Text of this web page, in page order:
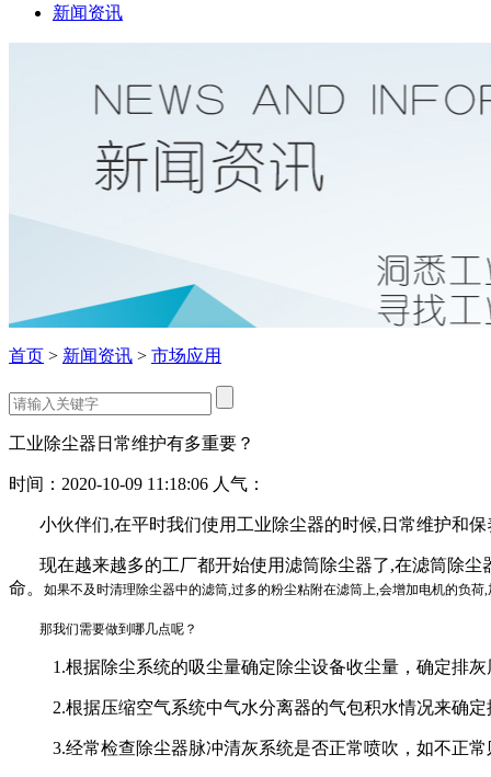
新闻资讯
首页 > 新闻资讯 > 市场应用
工业除尘器日常维护有多重要？
时间： 2020-10-09 11:18:06 人气：
小伙伴们,在平时我们使用工业除尘器的时候, 日常维护和保
现在越来越多的工厂都开始使用滤筒除尘器了,在滤筒除尘
命。
如果不及时清理除尘器中的滤筒,过多的粉尘粘附在滤筒上,会增加电机的负荷,
那我们需要做到哪几点呢？
1.根据除尘系统的吸尘量确定除尘设备收尘量，确定排灰
2.根据压缩空气系统中气水分离器的气包积水情况来确
3.经常检查除尘器脉冲清灰系统是否正常喷吹，如不正